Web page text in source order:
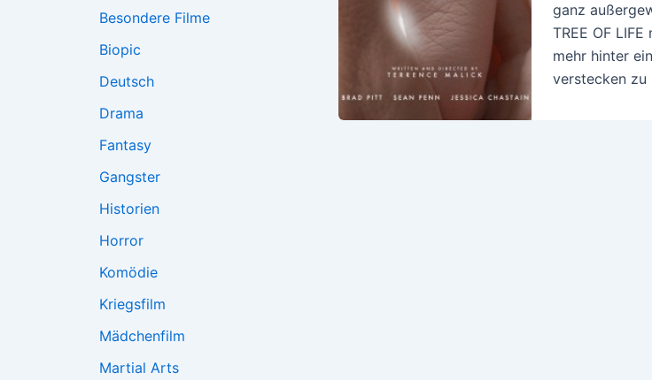
Besondere Filme
Biopic
Deutsch
Drama
Fantasy
Gangster
Historien
Horror
Komödie
Kriegsfilm
Mädchenfilm
Martial Arts
ganz
TREE OF
mehr hinter
verstecken